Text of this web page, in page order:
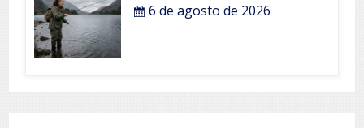
6 de agosto de 2026